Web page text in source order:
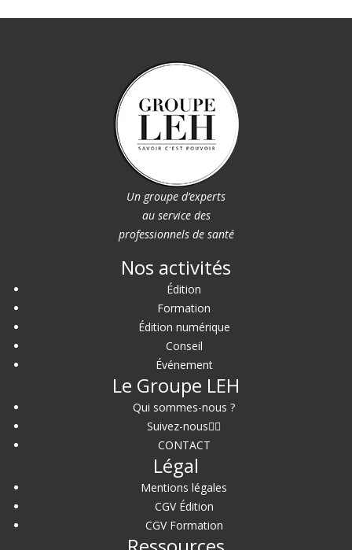
Un groupe d’experts
au service des
professionnels de santé
Nos activités
Édition
Formation
Édition numérique
Conseil
Événement
Le Groupe LEH
Qui sommes-nous ?
Suivez-nous
CONTACT
Légal
Mentions légales
CGV Édition
CGV Formation